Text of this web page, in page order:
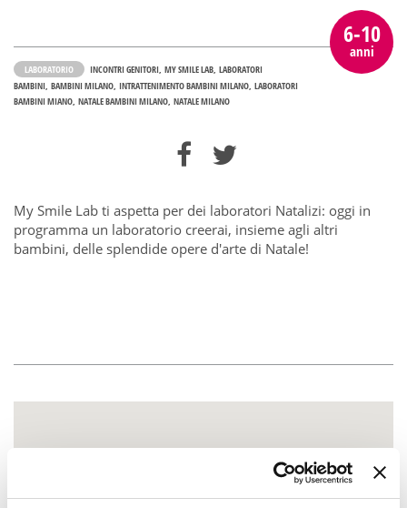
6-10
anni
LABORATORIO INCONTRI GENITORI MY SMILE LAB LABORATORI
BAMBINI BAMBINI MILANO INTRATTENIMENTO BAMBINI MILANO LABORATORI
BAMBINI MIANO NATALE BAMBINI MILANO NATALE MILANO
My Smile Lab ti aspetta per dei laboratori Natalizi: oggi in
programma un laboratorio creerai, insieme agli altri
bambini, delle splendide opere d'arte di Natale!